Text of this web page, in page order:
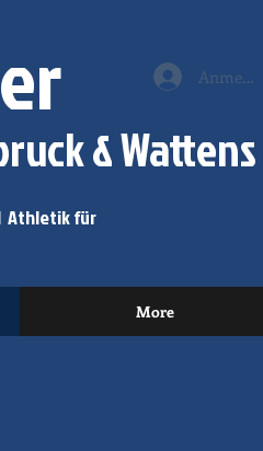
& Wattens
Anmelden
Athletik für
More